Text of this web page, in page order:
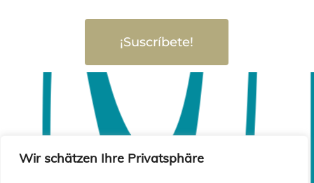
Wir schätzen Ihre Privatsphäre
¡Suscríbete!